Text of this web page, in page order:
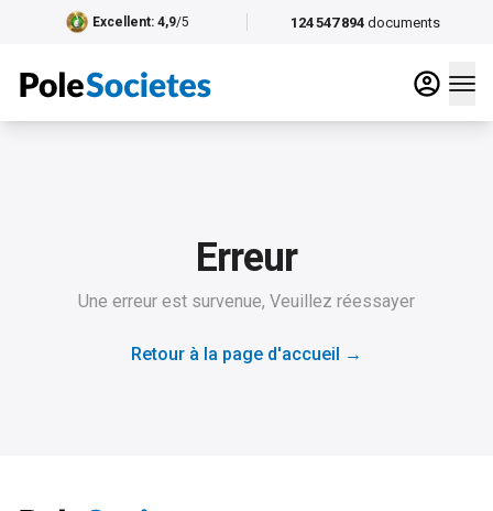
124 547 894 documents
Excellent: 4,9/5
Erreur
Une erreur est survenue, Veuillez réessayer
Retour à la page d'accueil →